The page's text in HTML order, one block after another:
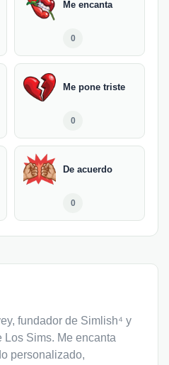
Me encanta
0
Me pone triste
0
De acuerdo
0
fundador de Simlish⁴ y
Los Sims. Me encanta
personalizado,